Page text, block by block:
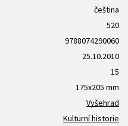
čeština
520
9788074290060
25.10.2010
15
175x205 mm
Vyšehrad
Kulturní historie